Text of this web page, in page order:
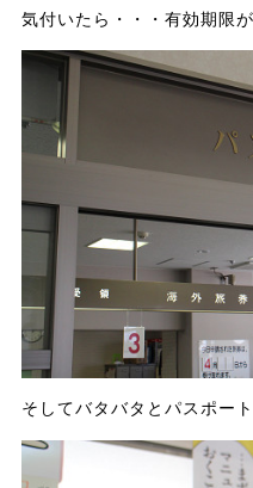
気付いたら・・・有効期限
そしてバタバタとパスポー